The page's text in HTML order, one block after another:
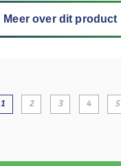
Meer over dit product
1 2 3 4 5